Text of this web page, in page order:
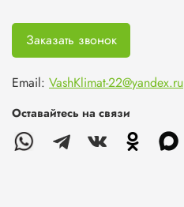
Заказать звонок
Email: VashKlimat-22@yandex.ru
Оставайтесь на связи